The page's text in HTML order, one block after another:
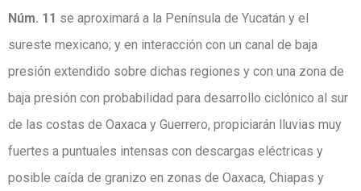
Núm. 11 se aproximará a la Península de Yucatán y el
sureste mexicano; y en interacción con un canal de baja
presión extendido sobre dichas regiones y con una zona de
baja presión con probabilidad para desarrollo ciclónico al sur
de las costas de Oaxaca y Guerrero, propiciarán lluvias muy
fuertes a puntuales intensas con descargas eléctricas y
posible caída de granizo en zonas de Oaxaca, Chiapas y